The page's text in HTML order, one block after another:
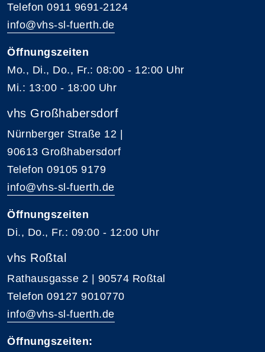
Telefon 0911 9691-2124
info@vhs-sl-fuerth.de
Öffnungszeiten
Mo., Di., Do., Fr.: 08:00 - 12:00 Uhr
Mi.: 13:00 - 18:00 Uhr
vhs Großhabersdorf
Nürnberger Straße 12 |
90613 Großhabersdorf
Telefon 09105 9179
info@vhs-sl-fuerth.de
Öffnungszeiten
Di., Do., Fr.: 09:00 - 12:00 Uhr
vhs Roßtal
Rathausgasse 2 | 90574 Roßtal
Telefon 09127 9010770
info@vhs-sl-fuerth.de
Öffnungszeiten: